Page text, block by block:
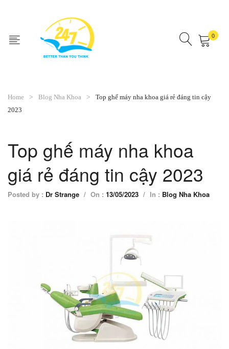
0
Home Blog Nha Khoa
Top ghế máy nha khoa giá rẻ đáng tin cậy
2023
Top ghế máy nha khoa
giá rẻ đáng tin cậy 2023
Posted by : Dr Strange / On : 13/05/2023 / In : Blog Nha Khoa